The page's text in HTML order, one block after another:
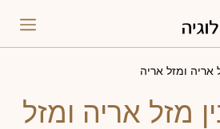
ומזל אריה
מזל אריה ומזל